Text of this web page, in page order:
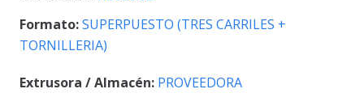
Formato:SUPERPUESTO (TRES CARRILES +
TORNILLERIA)
Extrusora / Almacén: PROVEEDORA